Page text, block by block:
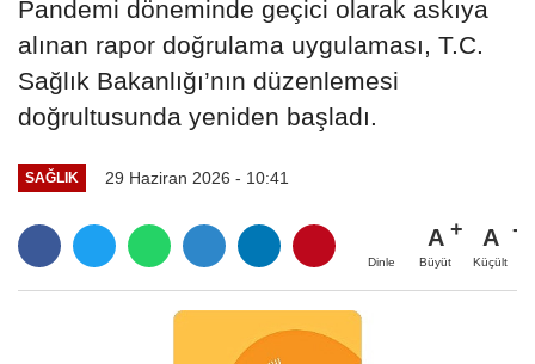
Pandemi döneminde geçici olarak askıya
alınan rapor doğrulama uygulaması, T.C.
Sağlık Bakanlığı’nın düzenlemesi
doğrultusunda yeniden başladı.
SAĞLIK 29 Haziran 2026 - 10:41
Dinle
A
Büyüt
A
Küçült